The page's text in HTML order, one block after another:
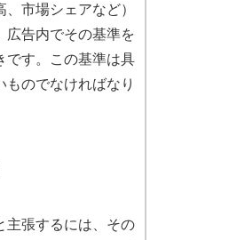
市場シェアなど）
広告内でその基準を
です。この基準は具
ものでなければなり
主張するには、その